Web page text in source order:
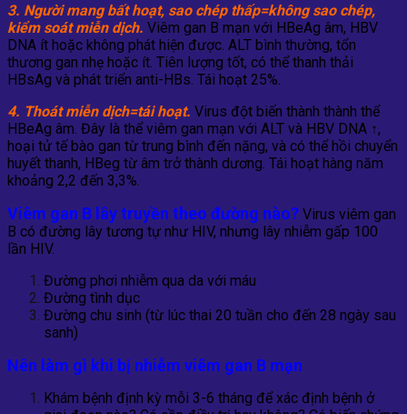
3. Người mang bất hoạt, sao chép thấp=không sao chép,
kiểm soát miễn dịch. Viêm gan B mạn với HBeAg âm, HBV
DNA ít hoặc không phát hiện được. ALT bình thường, tổn
thương gan nhẹ hoặc ít. Tiên lượng tốt, có thể thanh thải
HBsAg và phát triển anti-HBs. Tái hoạt 25%.
4. Thoát miễn dịch=tái hoạt. Virus đột biến thành thành thể
HBeAg âm. Đây là thể viêm gan mạn với ALT và HBV DNA ↑,
hoại tử tế bào gan từ trung bình đến nặng, và có thể hồi chuyển
huyết thanh, HBeg từ âm trở thành dương. Tái hoạt hàng năm
khoảng 2,2 đến 3,3%.
Viêm gan B lây truyền theo đường nào? Virus viêm gan
B có đường lây tương tự như HIV, nhưng lây nhiễm gấp 100
lần HIV.
Đường phơi nhiễm qua da với máu
Đường tình dục
Đường chu sinh (từ lúc thai 20 tuần cho đến 28 ngày sau
sanh)
Nên làm gì khi bị nhiễm viêm gan B mạn
Khám bệnh định kỳ mỗi 3-6 tháng để xác định bệnh ở